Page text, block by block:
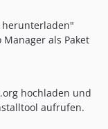
herunterladen"
als Paket
hochladen und
aufrufen.